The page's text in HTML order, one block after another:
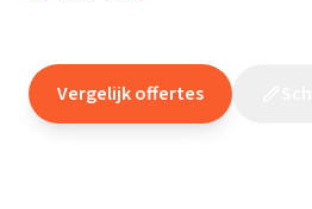
Vergelijk offertes